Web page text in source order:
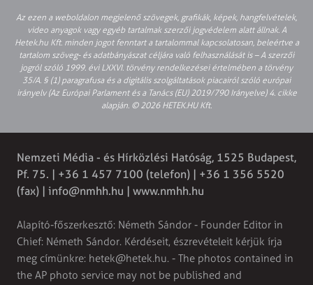
Az ezen a weboldalon megjelenő szövegek, grafikák, képek, hangfelvételek,
video anyagok vagy egyéb tartalmak szerzői jogvédelem alatt állnak. A
Hetek.hu Kft. minden jogot fenntart a tartalommal kapcsolatosan, beleértve a
tartalom szöveg- és adatbányászat céljára való felhasználását is – A szerzői
jogról szóló 1999. évi LXXVI. törvény rendelkezései értelmében a törvény
35/A. § (1) paragrafusa és a digitális szolgáltatások piacairól szóló európai
irányelv (Az Európai Parlament és a Tanács (EU) 2019/790 Irányelve) 4. cikke
alapján. © 2026 HETEK.HU Kft.
Nemzeti Média - és Hírközlési Hatóság, 1525 Budapest,
Pf. 75. | +36 1 457 7100 (telefon) | +36 1 356 5520
(fax) | info@nmhh.hu | www.nmhh.hu
Alapító-főszerkesztő: Németh Sándor - Founder Editor in
Chief: Németh Sándor. Kérdéseit, észrevételeit kérjük írja
meg címünkre: hetek@hetek.hu. - The photos contained in
the AP photo service may not be published and